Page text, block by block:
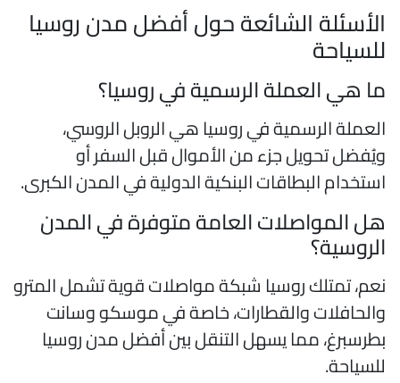
الشائعة حول أفضل مدن روسيا
هي العملة الرسمية في روسيا؟
الرسمية في روسيا هي الروبل الروسي،
تحويل جزء من الأموال قبل السفر أو
البطاقات البنكية الدولية في المدن الكبرى.
المواصلات العامة متوفرة في المدن
تمتلك روسيا شبكة مواصلات قوية تشمل المترو
والقطارات، خاصة في موسكو وسانت
مما يسهل التنقل بين أفضل مدن روسيا